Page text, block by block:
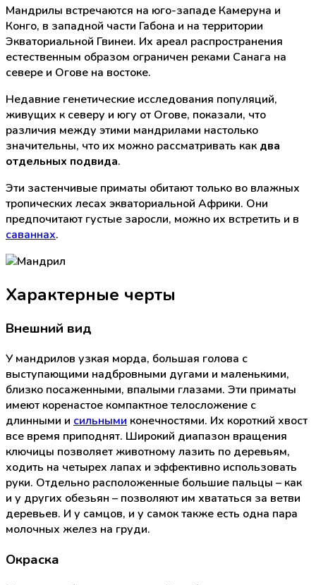
Мандрилы встречаются на юго-западе Камеруна и
Конго, в западной части Габона и на территории
Экваториальной Гвинеи. Их ареал распространения
естественным образом ограничен реками Санага на
севере и Огове на востоке.
Недавние генетические исследования популяций,
живущих к северу и югу от Огове, показали, что
различия между этими мандрилами настолько
значительны, что их можно рассматривать как два
отдельных подвида.
Эти застенчивые приматы обитают только во влажных
тропических лесах экваториальной Африки. Они
предпочитают густые заросли, можно их встретить и в
саваннах.
Характерные черты
Внешний вид
У мандрилов узкая морда, большая голова с
выступающими надбровными дугами и маленькими,
близко посаженными, впалыми глазами. Эти приматы
имеют коренастое компактное телосложение с
длинными и сильными конечностями. Их короткий хвост
все время приподнят. Широкий диапазон вращения
ключицы позволяет животному лазить по деревьям,
ходить на четырех лапах и эффективно использовать
руки. Отдельно расположенные большие пальцы – как
и у других обезьян – позволяют им хвататься за ветви
деревьев. И у самцов, и у самок также есть одна пара
молочных желез на груди.
Окраска